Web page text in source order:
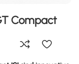
Compact